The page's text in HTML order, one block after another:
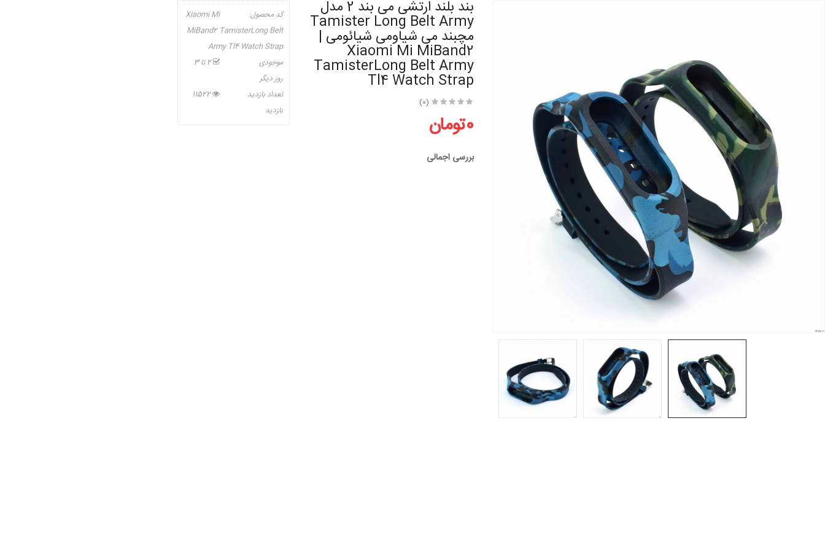
بند بلند ارتشی می بند 2 مدل
Tamister Long Belt Army
مچبند می شیاومی شیائومی |
Xiaomi Mi MiBand2
TamisterLong Belt Army
Tl4 Watch Strap
(0)
0تومان
کد محصول:
Xiaomi Mi
MiBand2 TamisterLong Belt
Army Tl4 Watch Strap
موجودی
2 تا 3
روز دیگر
تعداد بازدید
11522
بازدید
بررسی اجمالی